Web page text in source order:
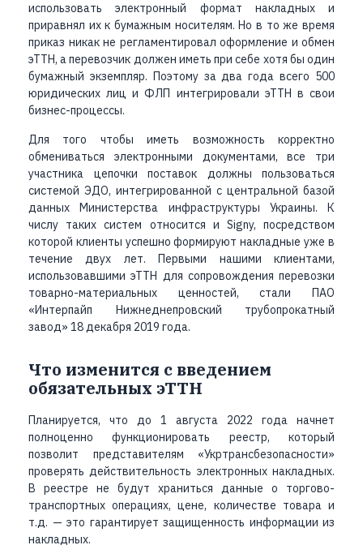
использовать электронный формат накладных и
приравнял их к бумажным носителям. Но в то же время
приказ никак не регламентировал оформление и обмен
эТТН, а перевозчик должен иметь при себе хотя бы один
бумажный экземпляр. Поэтому за два года всего 500
юридических лиц и ФЛП интегрировали эТТН в свои
бизнес-процессы.
Для того чтобы иметь возможность корректно
обмениваться электронными документами, все три
участника цепочки поставок должны пользоваться
системой ЭДО, интегрированной с центральной базой
данных Министерства инфраструктуры Украины. К
числу таких систем относится и Signy, посредством
которой клиенты успешно формируют накладные уже в
течение двух лет. Первыми нашими клиентами,
использовавшими эТТН для сопровождения перевозки
товарно-материальных ценностей, стали ПАО
«Интерпайп Нижнеднепровский трубопрокатный
завод» 18 декабря 2019 года.
Что изменится с введением
обязательных эТТН
Планируется, что до 1 августа 2022 года начнет
полноценно функционировать реестр, который
позволит представителям «Укртрансбезопасности»
проверять действительность электронных накладных.
В реестре не будут храниться данные о торгово-
транспортных операциях, цене, количестве товара и
т.д. — это гарантирует защищенность информации из
накладных.